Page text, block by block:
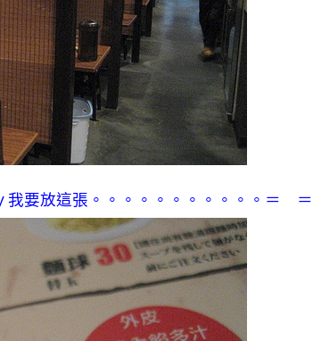
要放這張。。。。。。。。。。。＝ ＝